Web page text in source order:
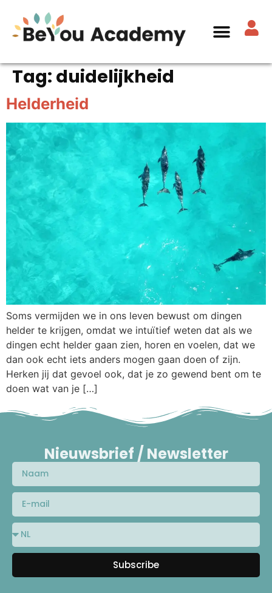
Tag: duidelijkheid
Helderheid
Soms vermijden we in ons leven bewust om dingen
helder te krijgen, omdat we intuïtief weten dat als we
dingen echt helder gaan zien, horen en voelen, dat we
dan ook echt iets anders mogen gaan doen of zijn.
Herken jij dat gevoel ook, dat je zo gewend bent om te
doen wat van je […]
Nieuwsbrief / Newsletter
Subscribe